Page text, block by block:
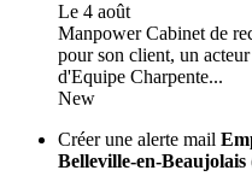
Le 4 août
Manpower Cabinet de
pour son client, un
d'Equipe Charpente...
New
Créer une alerte mail
Belleville-en-Beaujolais